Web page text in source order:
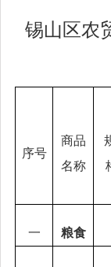
锡山区农
序号
商品
名称
一 粮食